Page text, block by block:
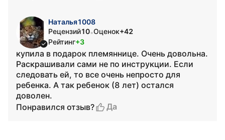
Наталья1008
Рецензий10•Оценок+42
Рейтинг+3
купила в подарок племяннице. Очень довольна.
Раскрашивали сами не по инструкции. Если
следовать ей, то все очень непросто для
ребенка. А так ребенок (8 лет) остался
доволен.
Понравился отзыв?
Да